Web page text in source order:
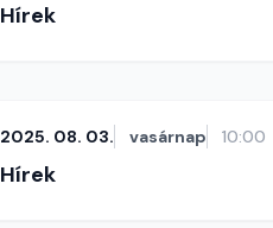
Hírek
2025. 08. 03. vasárnap 10:00
Hírek